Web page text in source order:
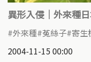
異形入侵｜外來種
外來種 菟絲子 寄生
2004-11-15 00:00